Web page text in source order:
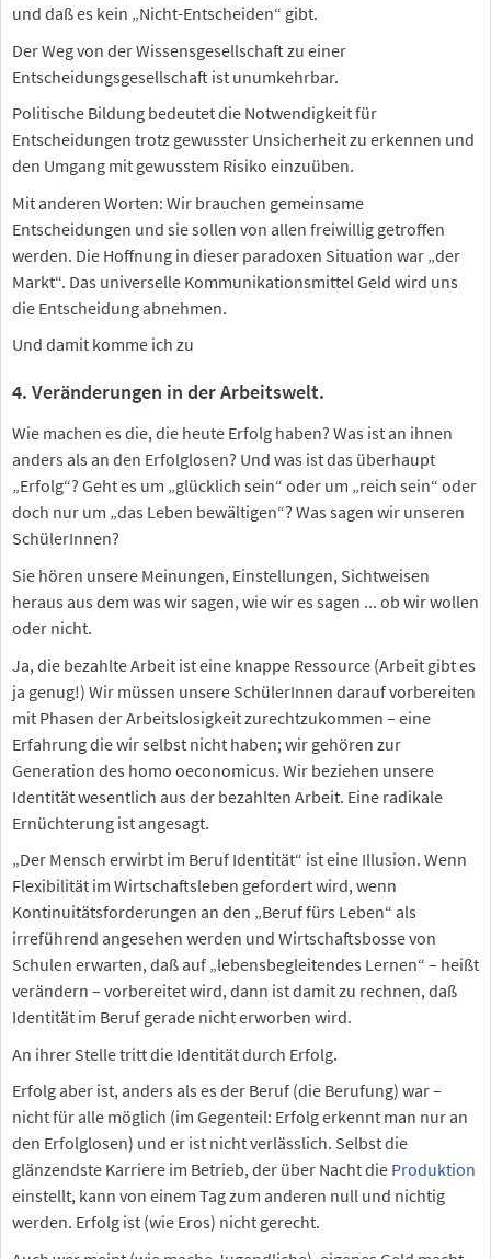
und daß es kein „Nicht-Entscheiden“ gibt.
Der Weg von der Wissensgesellschaft zu einer
Entscheidungsgesellschaft ist unumkehrbar.
Politische Bildung bedeutet die Notwendigkeit für
Entscheidungen trotz gewusster Unsicherheit zu erkennen und
den Umgang mit gewusstem Risiko einzuüben.
Mit anderen Worten: Wir brauchen gemeinsame
Entscheidungen und sie sollen von allen freiwillig getroffen
werden. Die Hoffnung in dieser paradoxen Situation war „der
Markt“. Das universelle Kommunikationsmittel Geld wird uns
die Entscheidung abnehmen.
Und damit komme ich zu
4. Veränderungen in der Arbeitswelt.
Wie machen es die, die heute Erfolg haben? Was ist an ihnen
anders als an den Erfolglosen? Und was ist das überhaupt
„Erfolg“? Geht es um „glücklich sein“ oder um „reich sein“ oder
doch nur um „das Leben bewältigen“? Was sagen wir unseren
SchülerInnen?
Sie hören unsere Meinungen, Einstellungen, Sichtweisen
heraus aus dem was wir sagen, wie wir es sagen ... ob wir wollen
oder nicht.
Ja, die bezahlte Arbeit ist eine knappe Ressource (Arbeit gibt es
ja genug!) Wir müssen unsere SchülerInnen darauf vorbereiten
mit Phasen der Arbeitslosigkeit zurechtzukommen – eine
Erfahrung die wir selbst nicht haben; wir gehören zur
Generation des homo oeconomicus. Wir beziehen unsere
Identität wesentlich aus der bezahlten Arbeit. Eine radikale
Ernüchterung ist angesagt.
„Der Mensch erwirbt im Beruf Identität“ ist eine Illusion. Wenn
Flexibilität im Wirtschaftsleben gefordert wird, wenn
Kontinuitätsforderungen an den „Beruf fürs Leben“ als
irreführend angesehen werden und Wirtschaftsbosse von
Schulen erwarten, daß auf „lebensbegleitendes Lernen“ – heißt
verändern – vorbereitet wird, dann ist damit zu rechnen, daß
Identität im Beruf gerade nicht erworben wird.
An ihrer Stelle tritt die Identität durch Erfolg.
Erfolg aber ist, anders als es der Beruf (die Berufung) war –
nicht für alle möglich (im Gegenteil: Erfolg erkennt man nur an
den Erfolglosen) und er ist nicht verlässlich. Selbst die
glänzendste Karriere im Betrieb, der über Nacht die Produktion
einstellt, kann von einem Tag zum anderen null und nichtig
werden. Erfolg ist (wie Eros) nicht gerecht.